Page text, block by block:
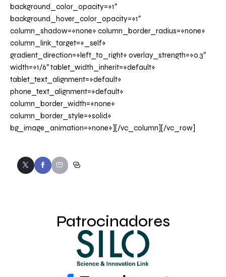
background_color_opacity=»1″
background_hover_color_opacity=»1″
column_shadow=»none» column_border_radius=»none»
column_link_target=»_self»
gradient_direction=»left_to_right» overlay_strength=»0.3″
width=»1/6″ tablet_width_inherit=»default»
tablet_text_alignment=»default»
phone_text_alignment=»default»
column_border_width=»none»
column_border_style=»solid»
bg_image_animation=»none»][/vc_column][/vc_row]
Patrocinadores